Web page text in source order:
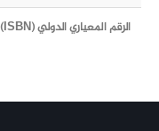
الرقم المعياري الدولي (ISBN)